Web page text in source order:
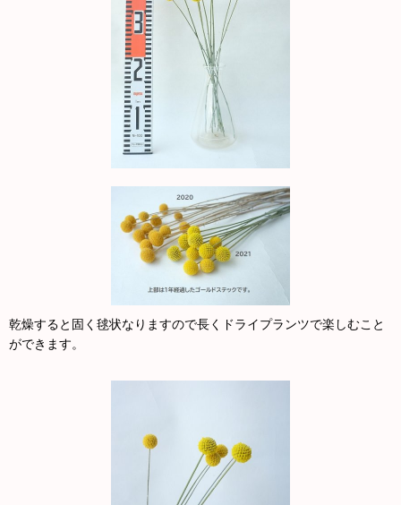
乾燥すると固く毬状なりますので長くドライプランツで楽しむこと
ができます。